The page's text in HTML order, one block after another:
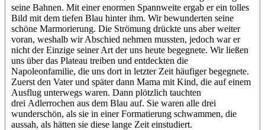
seine Bahnen. Mit einer enormen Spannweite ergab er ein tolles
Bild mit dem tiefen Blau hinter ihm. Wir bewunderten seine
schöne Marmorierung. Die Strömung drückte uns aber weiter
voran, weshalb wir Abschied nehmen mussten, jedoch war er
nicht der Einzige seiner Art der uns heute begegnete. Wir ließen
uns über das Plateau treiben und entdeckten die
Napoleonfamilie, die uns dort in letzter Zeit häufiger begegnete.
Zuerst den Vater und später dann Mama mit Kind, die auf einem
Ausflug unterwegs waren. Dann plötzlich tauchten
drei Adlerrochen aus dem Blau auf. Sie waren alle drei
wunderschön, als sie in einer Formatierung schwammen, die
aussah, als hätten sie diese lange Zeit einstudiert.